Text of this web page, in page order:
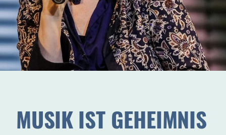
MUSIK IST GEHEIMNIS